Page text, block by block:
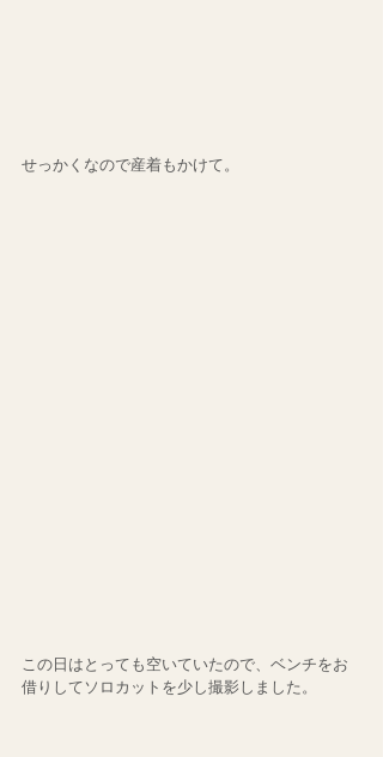
せっかくなので産着もかけて。
この日はとっても空いていたので、ベンチをお
借りしてソロカットを少し撮影しました。